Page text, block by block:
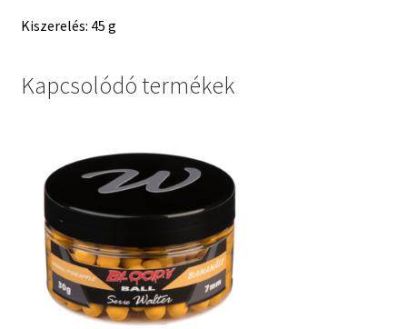
Kiszerelés: 45 g
Kapcsolódó termékek